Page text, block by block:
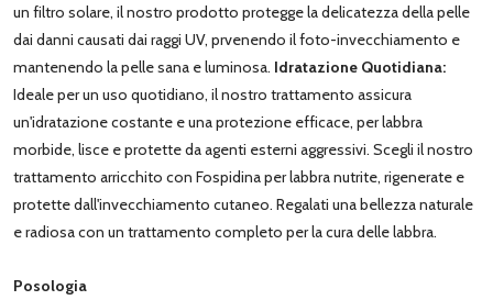
un filtro solare, il nostro prodotto protegge la delicatezza della pelle
dai danni causati dai raggi UV, prvenendo il foto-invecchiamento e
mantenendo la pelle sana e luminosa. Idratazione Quotidiana:
Ideale per un uso quotidiano, il nostro trattamento assicura
un'idratazione costante e una protezione efficace, per labbra
morbide, lisce e protette da agenti esterni aggressivi. Scegli il nostro
trattamento arricchito con Fospidina per labbra nutrite, rigenerate e
protette dall'invecchiamento cutaneo. Regalati una bellezza naturale
e radiosa con un trattamento completo per la cura delle labbra.
Posologia